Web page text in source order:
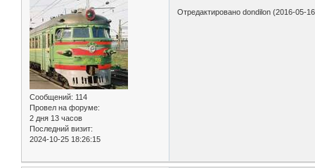
Сообщений: 114
Провел на форуме:
2 дня 13 часов
Последний визит:
2024-10-25 18:26:15
Отредактировано dondilon (2016-05-